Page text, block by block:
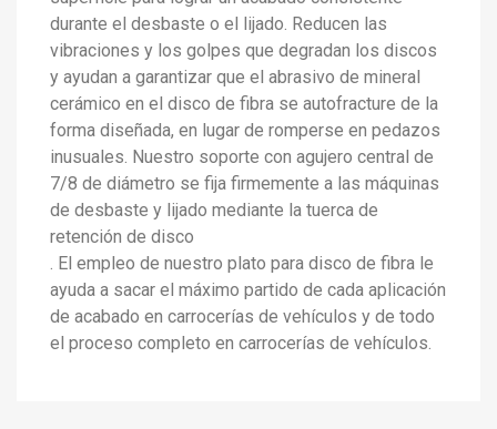
Add to wishlist×
add_circle_outline
Create new list
Create wishlist
Wishlist name
Cancel Create wishlist
Sign in ×
You need to be logged in to save products in your wishlist.
Cancel Sign in
durante el desbaste o el lijado. Reducen las
vibraciones y los golpes que degradan los discos
y ayudan a garantizar que el abrasivo de mineral
cerámico en el disco de fibra se autofracture de la
forma diseñada, en lugar de romperse en pedazos
inusuales. Nuestro soporte con agujero central de
7/8 de diámetro se fija firmemente a las máquinas
de desbaste y lijado mediante la tuerca de
retención de disco
. El empleo de nuestro plato para disco de fibra le
ayuda a sacar el máximo partido de cada aplicación
de acabado en carrocerías de vehículos y de todo
el proceso completo en carrocerías de vehículos.